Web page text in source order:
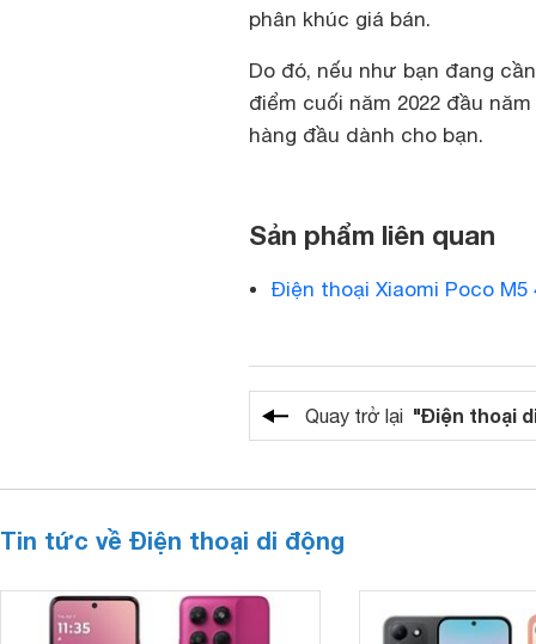
phân khúc giá bán.
Do đó, nếu như bạn đang
điểm cuối năm 2022 đầu
hàng đầu dành cho bạn.
Sản phẩm liên quan
Điện thoại Xiaomi Poco M5
Quay trở lại "Điện thoại
Tin tức về Điện thoại di động